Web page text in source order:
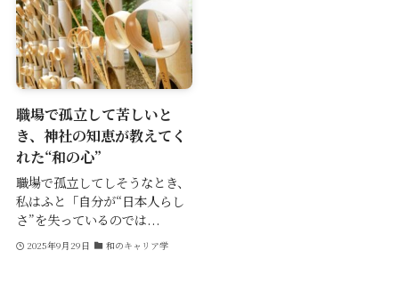
職場で孤立して苦しいと
き、神社の知恵が教えてく
れた“和の心”
職場で孤立してしそうなとき、
私はふと「自分が“日本人らし
さ”を失っているのでは...
2025年9月29日 和のキャリア学